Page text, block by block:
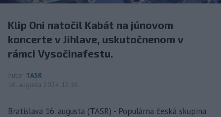
Klip Oni natočil Kabát na júnovom
koncerte v Jihlave, uskutočnenom v
rámci Vysočinafestu.
Autor TASR
16. augusta 2024 12:16
Bratislava 16. augusta (TASR) - Populárna česká skupina